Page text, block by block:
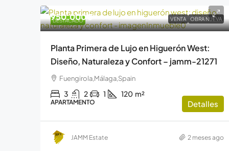
DESTACADO VENTA OBRA NUEVA
950.000€
Planta Primera de Lujo en Higuerón West:
Diseño, Naturaleza y Confort – jamm-21271
Fuengirola,Málaga,Spain
3 2 1 120 m²
APARTAMENTO Detalles
JAMM Estate 2 meses ago